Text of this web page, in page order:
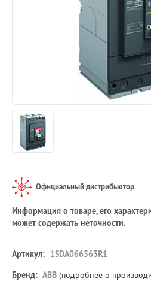
Официальный дистрибьютор
Информация о товаре, его
может содержать неточности.
Артикул: 1SDA066563R1
Бренд: ABB (подробнее о